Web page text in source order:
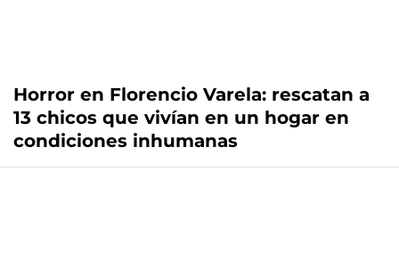
Horror en Florencio Varela: rescatan a
13 chicos que vivían en un hogar en
condiciones inhumanas